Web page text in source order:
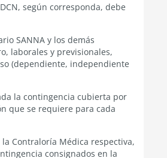
según corresponda, debe
SANNA y los demás
laborales y previsionales,
(dependiente, independiente
la contingencia cubierta por
que se requiere para cada
Contraloría Médica respectiva,
consignados en la